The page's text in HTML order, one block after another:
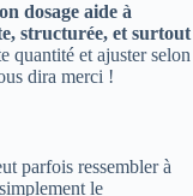
dosage aide à
structurée, et surtout
quantité et ajuster selon
dira merci !
parfois ressembler à
le